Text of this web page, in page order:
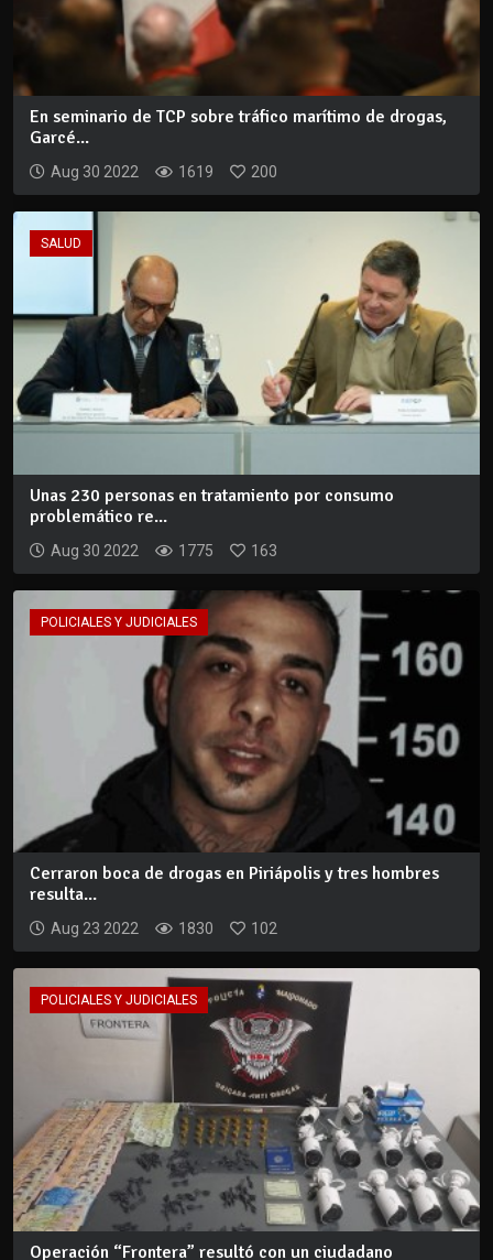
En seminario de TCP sobre tráfico marítimo de drogas,
Garcé...
Aug 30 2022 1619 200
SALUD
Unas 230 personas en tratamiento por consumo
problemático re...
Aug 30 2022 1775 163
POLICIALES Y JUDICIALES
Cerraron boca de drogas en Piriápolis y tres hombres
resulta...
Aug 23 2022 1830 102
POLICIALES Y JUDICIALES
Operación “Frontera” resultó con un ciudadano